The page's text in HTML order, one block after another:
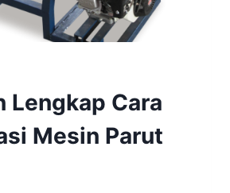
Lengkap Cara
Mesin Parut